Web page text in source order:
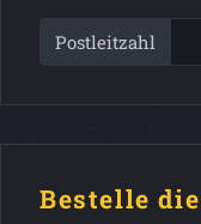
Postleitzahl
Bestelle